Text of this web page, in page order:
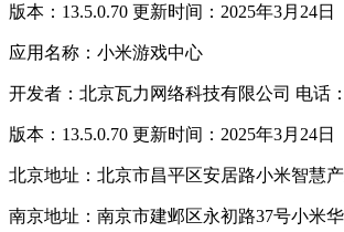
版本：13.5.0.70 更新时间：2025年3月24日
应用名称：小米游戏中心
开发者：北京瓦力网络科技有限公司 电话
版本：13.5.0.70 更新时间：2025年3月24日
北京地址：北京市昌平区安居路小米智慧
南京地址：南京市建邺区永初路37号小米